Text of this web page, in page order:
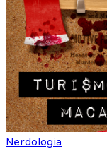
Nerdologia